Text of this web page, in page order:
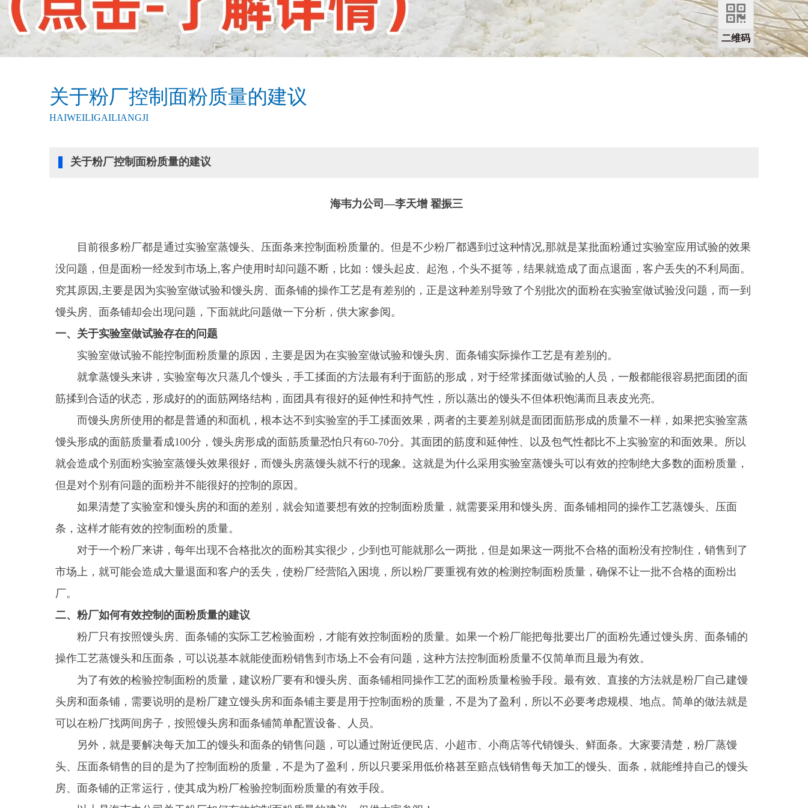
关于粉厂控制面粉质量的建议
HAIWEILIGAILIANGJI
关于粉厂控制面粉质量的建议
海韦力公司—李天增 翟振三
目前很多粉厂都是通过实验室蒸馒头、压面条来控制面粉质量的。但是不少粉厂都遇到过这种情况,那就是某批面粉通过实验室应用试验的效果
没问题，但是面粉一经发到市场上,客户使用时却问题不断，比如：馒头起皮、起泡，个头不挺等，结果就造成了面点退面，客户丢失的不利局面。
究其原因 ,主要是因为实验室做试验和馒头房、面条铺的操作工艺是有差别的，正是这种差别导致了个别批次的面粉在实验室做试验没问题，而一到
馒头房、面条铺却会出现问题，下面就此问题做一下分析，供大家参阅。
一、关于实验室做试验存在的问题
实验室做试验不能控制面粉质量的原因，主要是因为在实验室做试验和馒头房、面条铺实际操作工艺是有差别的。
就拿蒸馒头来讲，实验室每次只蒸几个馒头，手工揉面的方法最有利于面筋的形成，对于经常揉面做试验的人员，一般都能很容易把面团的面
筋揉到合适的状态，形成好的的面筋网络结构，面团具有很好的延伸性和持气性，所以蒸出的馒头不但体积饱满而且表皮光亮。
而馒头房所使用的都是普通的和面机，根本达不到实验室的手工揉面效果，两者的主要差别就是面团面筋形成的质量不一样，如果把实验室蒸
馒头形成的面筋质量看成100分，馒头房形成的面筋质量恐怕只有60-70分。其面团的筋度和延伸性、以及包气性都比不上实验室的和面效果。所以
就会造成个别面粉实验室蒸馒头效果很好，而馒头房蒸馒头就不行的现象。这就是为什么采用实验室蒸馒头可以有效的控制绝大多数的面粉质量，
但是对个别有问题的面粉并不能很好的控制的原因。
如果清楚了实验室和馒头房的和面的差别，就会知道要想有效的控制面粉质量，就需要采用和馒头房、面条铺相同的操作工艺蒸馒头、压面
条，这样才能有效的控制面粉的质量。
对于一个粉厂来讲，每年出现不合格批次的面粉其实很少，少到也可能就那么一两批，但是如果这一两批不合格的面粉没有控制住，销售到了
市场上，就可能会造成大量退面和客户的丢失，使粉厂经营陷入困境，所以粉厂要重视有效的检测控制面粉质量，确保不让一批不合格的面粉出
厂。
二、粉厂如何有效控制的面粉质量的建议
粉厂只有按照馒头房、面条铺的实际工艺检验面粉，才能有效控制面粉的质量。如果一个粉厂能把每批要出厂的面粉先通过馒头房、面条铺的
操作工艺蒸馒头和压面条，可以说基本就能使面粉销售到市场上不会有问题，这种方法控制面粉质量不仅简单而且最为有效。
为了有效的检验控制面粉的质量，建议粉厂要有和馒头房、面条铺相同操作工艺的面粉质量检验手段。最有效、直接的方法就是粉厂自己建馒
头房和面条铺，需要说明的是粉厂建立馒头房和面条铺主要是用于控制面粉的质量，不是为了盈利，所以不必要考虑规模、地点。简单的做法就是
可以在粉厂找两间房子，按照馒头房和面条铺简单配置设备、人员。
另外，就是要解决每天加工的馒头和面条的销售问题，可以通过附近便民店、小超市、小商店等代销馒头、鲜面条。大家要清楚，粉厂蒸馒
头、压面条销售的目的是为了控制面粉的质量，不是为了盈利，所以只要采用低价格甚至赔点钱销售每天加工的馒头、面条，就能维持自己的馒头
房、面条铺的正常运行，使其成为粉厂检验控制面粉质量的有效手段。
二维码